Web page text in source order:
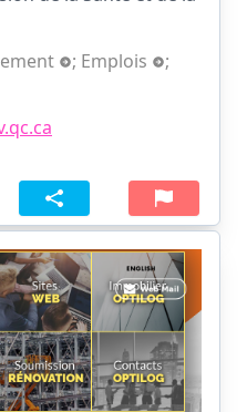
; Emplois
;